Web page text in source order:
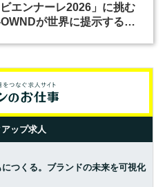
エンナーレ2026」に挑む
が世界に提示する美
ップ求人
につくる。ブランドの未来を可視化